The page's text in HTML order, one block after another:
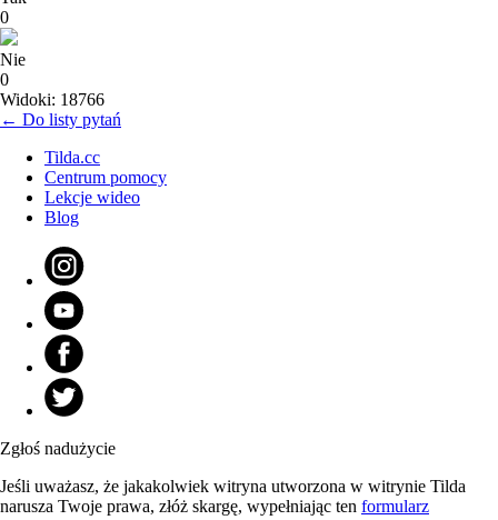
0
Nie
0
Widoki: 18766
← Do listy pytań
Tilda.cc
Centrum pomocy
Lekcje wideo
Blog
Zgłoś nadużycie
Jeśli uważasz, że jakakolwiek witryna utworzona w witrynie Tilda
narusza Twoje prawa, złóż skargę, wypełniając ten formularz